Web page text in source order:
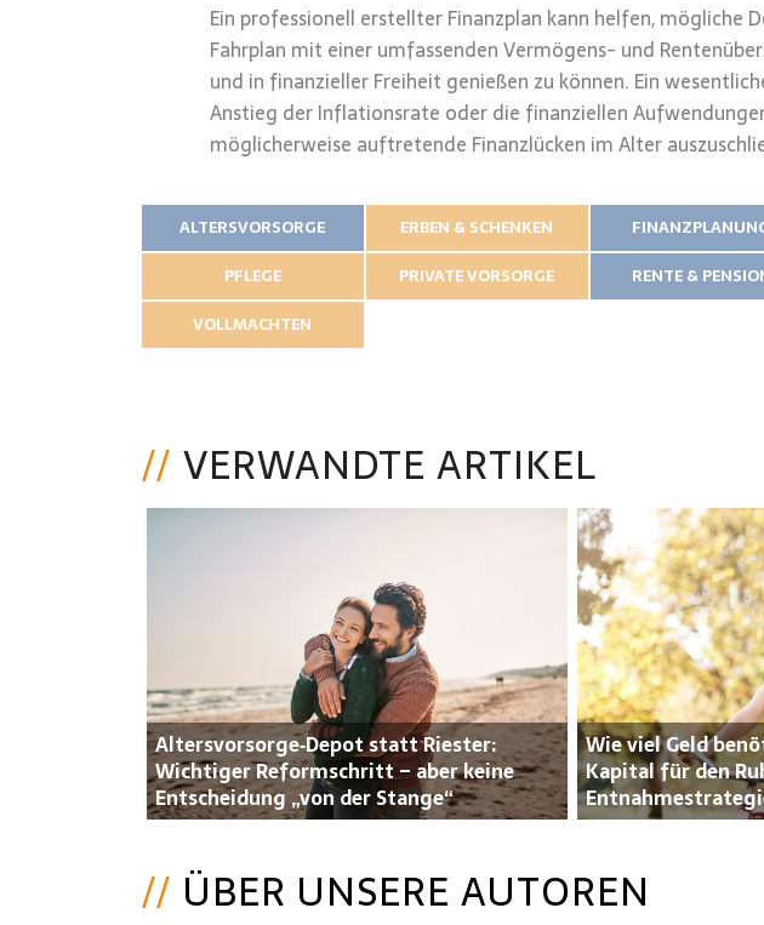
Ein professionell erstellter Finanzplan kann helfen, mögliche
Fahrplan mit einer umfassenden Vermögens- und
und in finanzieller Freiheit genießen zu können. Ein
Anstieg der Inflationsrate oder die finanziellen
möglicherweise auftretende Finanzlücken im Alter
ALTERSVORSORGE ERBEN & SCHENKEN
PFLEGE
PRIVATE VORSORGE RENTE &
VOLLMACHTEN
VERWANDTE ARTIKEL
Altersvorsorge‑Depot statt Riester:
Wichtiger Reformschritt – aber keine
Entscheidung „von der Stange“
Wie viel Geld
Kapital für den
ÜBER UNSERE AUTOREN